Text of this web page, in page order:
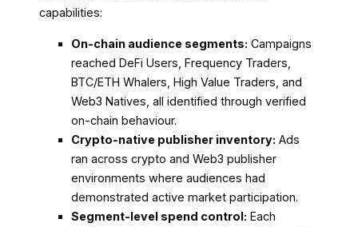
capabilities:
On-chain audience segments: Campaigns
reached DeFi Users, Frequency Traders,
BTC/ETH Whalers, High Value Traders, and
Web3 Natives, all identified through verified
on-chain behaviour.
Crypto-native publisher inventory: Ads
ran across crypto and Web3 publisher
environments where audiences had
demonstrated active market participation.
Segment-level spend control: Each